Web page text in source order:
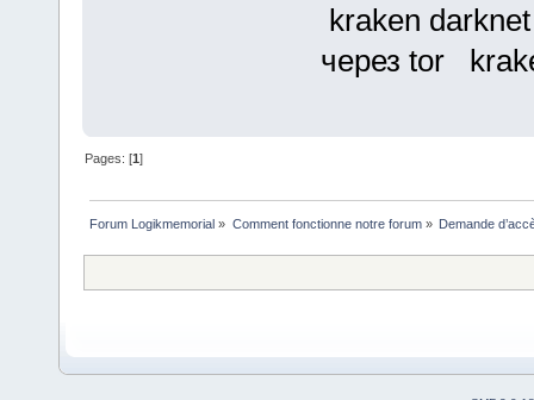
kraken
через tor
Pages: [1]
Forum Logikmemorial » Comment fonctionne notre forum» Demande